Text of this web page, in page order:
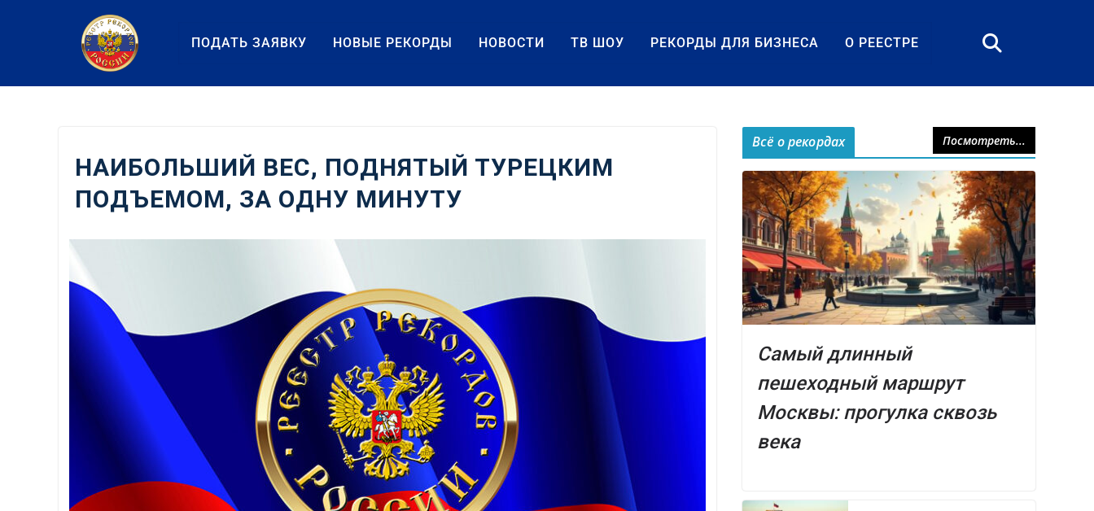
содержанию
ПОДАТЬ ЗАЯВКУ НОВЫЕ РЕКОРДЫ НОВОСТИ ТВ ШОУ РЕКОРДЫ ДЛЯ БИЗНЕСА О РЕЕСТРЕ
НАИБОЛЬШИЙ ВЕС, ПОДНЯТЫЙ ТУРЕЦКИМ
ПОДЪЕМОМ, ЗА ОДНУ МИНУТУ
Всё о рекордах Посмотреть...
Самый длинный
пешеходный маршрут
Москвы: прогулка сквозь
века